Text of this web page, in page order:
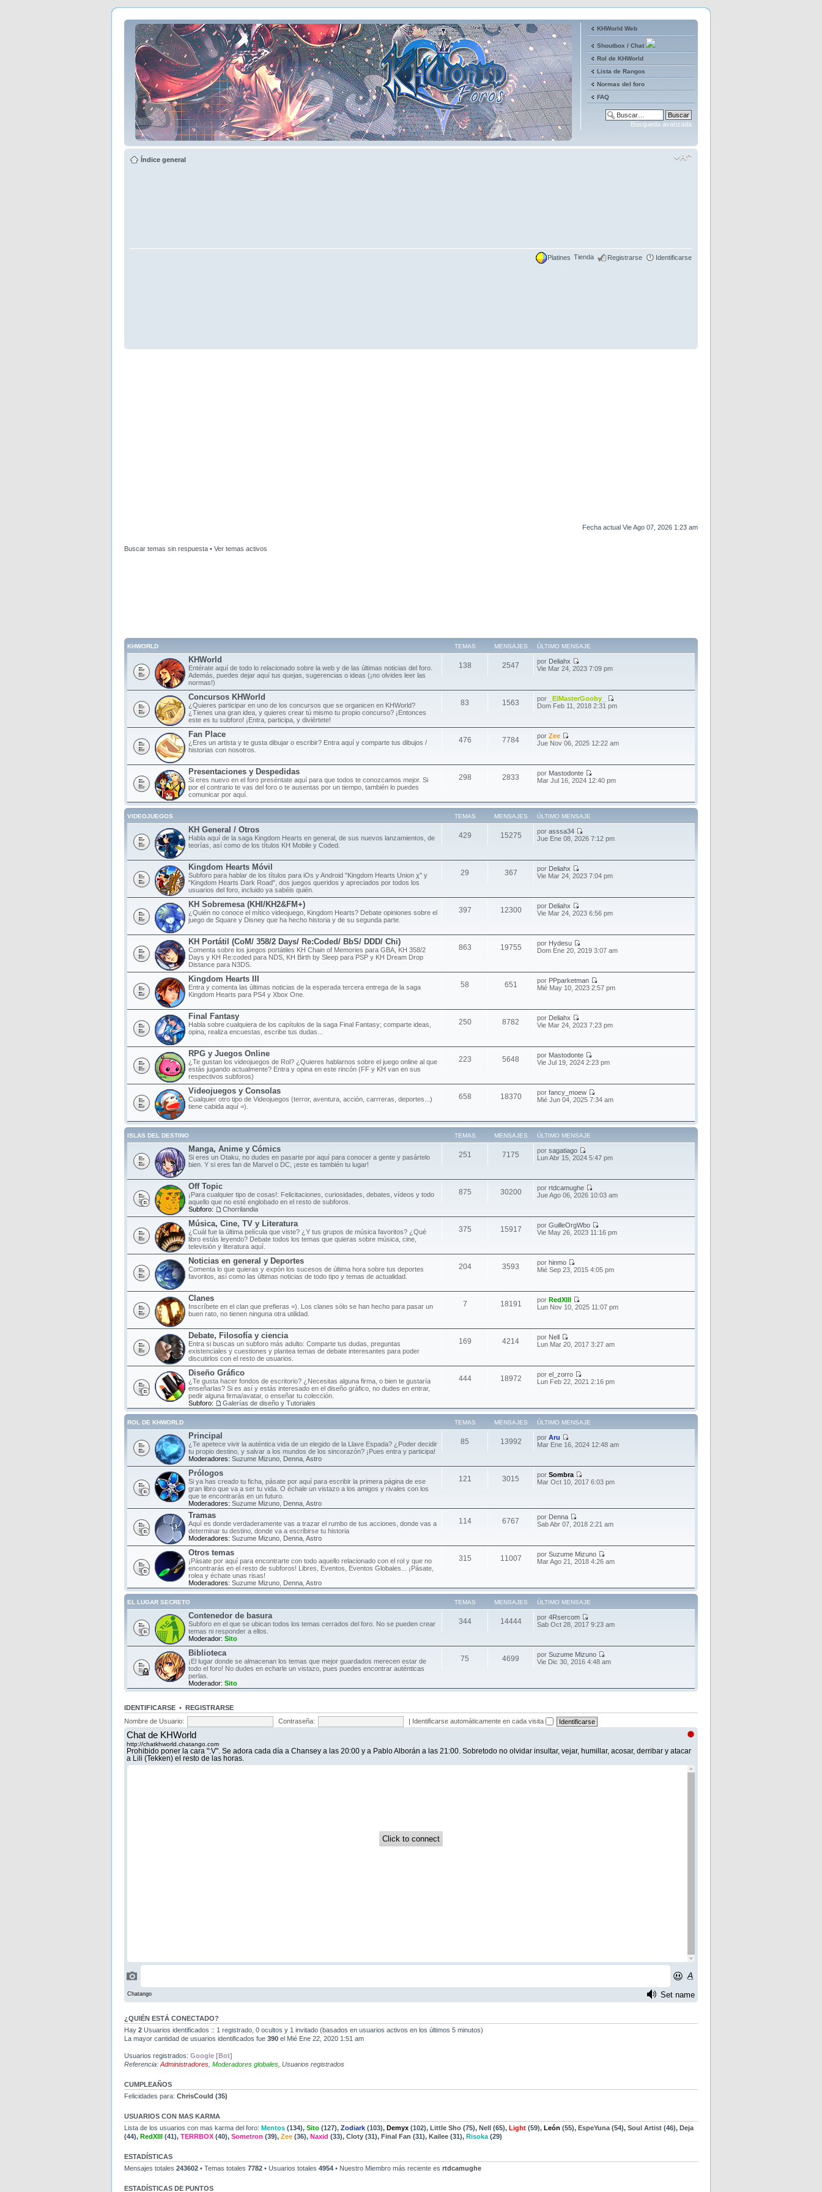
KHWorld Web
Shoutbox / Chat
Rol de KHWorld
Lista de Rangos
Normas del foro
FAQ
Búsqueda avanzada
Índice general
Platines Tienda Registrarse Identificarse
Fecha actual Vie Ago 07, 2026 1:23 am
Buscar temas sin respuesta • Ver temas activos
KHWORLD TEMAS MENSAJES ÚLTIMO MENSAJE
KHWorld
Entérate aquí de todo lo relacionado sobre la web y de las últimas noticias del foro.
Además, puedes dejar aquí tus quejas, sugerencias o ideas (¡no olvides leer las
normas!)
138 2547 por Deliahx
Vie Mar 24, 2023 7:09 pm
Concursos KHWorld
¿Quieres participar en uno de los concursos que se organicen en KHWorld?
¿Tienes una gran idea, y quieres crear tú mismo tu propio concurso? ¡Entonces
este es tu subforo! ¡Entra, participa, y diviértete!
83 1563 por
_ElMasterGooby_
Dom Feb 11, 2018 2:31 pm
Fan Place
¿Eres un artista y te gusta dibujar o escribir? Entra aquí y comparte tus dibujos /
historias con nosotros.
476 7784 porZee
Jue Nov 06, 2025 12:22 am
Presentaciones y Despedidas
Si eres nuevo en el foro preséntate aquí para que todos te conozcamos mejor. Si
por el contrario te vas del foro o te ausentas por un tiempo, también lo puedes
comunicar por aquí.
298 2833 por Mastodonte
Mar Jul 16, 2024 12:40 pm
VIDEOJUEGOS TEMAS MENSAJES ÚLTIMO MENSAJE
KH General / Otros
Habla aquí de la saga Kingdom Hearts en general, de sus nuevos lanzamientos, de
teorías, así como de los títulos KH Mobile y Coded.
429 15275 porasssa34
Jue Ene 08, 2026 7:12 pm
Kingdom Hearts Móvil
Subforo para hablar de los títulos para iOs y Android "Kingdom Hearts Union χ" y
"Kingdom Hearts Dark Road", dos juegos queridos y apreciados por todos los
usuarios del foro, incluido ya sabéis quién.
29 367 por Deliahx
Vie Mar 24, 2023 7:04 pm
KH Sobremesa (KHI/KH2&FM+)
¿Quién no conoce el mítico videojuego, Kingdom Hearts? Debate opiniones sobre el
juego de Square y Disney que ha hecho historia y de su segunda parte.
397 12300 por Deliahx
Vie Mar 24, 2023 6:56 pm
KH Portátil (CoM/ 358/2 Days/ Re:Coded/ BbS/ DDD/ Chi)
Comenta sobre los juegos portátiles KH Chain of Memories para GBA, KH 358/2
Days y KH Re:coded para NDS, KH Birth by Sleep para PSP y KH Dream Drop
Distance para N3DS.
863 19755 por Hydesu
Dom Ene 20, 2019 3:07 am
Kingdom Hearts III
Entra y comenta las últimas noticias de la esperada tercera entrega de la saga
Kingdom Hearts para PS4 y Xbox One.
58 651 por PPparketman
Mié May 10, 2023 2:57 pm
Final Fantasy
Habla sobre cualquiera de los capítulos de la saga Final Fantasy; comparte ideas,
opina, realiza encuestas, escribe tus dudas...
250 8782 por Deliahx
Vie Mar 24, 2023 7:23 pm
RPG y Juegos Online
¿Te gustan los videojuegos de Rol? ¿Quieres hablarnos sobre el juego online al que
estás jugando actualmente? Entra y opina en este rincón (FF y KH van en sus
respectivos subforos)
223 5648 por Mastodonte
Vie Jul 19, 2024 2:23 pm
Videojuegos y Consolas
Cualquier otro tipo de Videojuegos (terror, aventura, acción, carrreras, deportes...)
tiene cabida aquí =).
658 18370 porfancy_moew
Mié Jun 04, 2025 7:34 am
ISLAS DEL DESTINO TEMAS MENSAJES ÚLTIMO MENSAJE
Manga, Anime y Cómics
Si eres un Otaku, no dudes en pasarte por aquí para conocer a gente y pasártelo
bien. Y si eres fan de Marvel o DC, ¡este es también tu lugar!
251 7175 porsagatiago
Lun Abr 15, 2024 5:47 pm
Off Topic
¡Para cualquier tipo de cosas!: Felicitaciones, curiosidades, debates, vídeos y todo
aquello que no esté englobado en el resto de subforos.
Subforo:
Chorrilandia
875 30200 porrtdcamughe
Jue Ago 06, 2026 10:03 am
Música, Cine, TV y Literatura
¿Cuál fue la última película que viste? ¿Y tus grupos de música favoritos? ¿Qué
libro estás leyendo? Debate todos los temas que quieras sobre música, cine,
televisión y literatura aquí.
375 15917 porGuilleOrgWbo
Vie May 26, 2023 11:16 pm
Noticias en general y Deportes
Comenta lo que quieras y expón los sucesos de última hora sobre tus deportes
favoritos, así como las últimas noticias de todo tipo y temas de actualidad.
204 3593 porhinmo
Mié Sep 23, 2015 4:05 pm
Clanes
Inscríbete en el clan que prefieras =). Los clanes sólo se han hecho para pasar un
buen rato, no tienen ninguna otra utilidad.
7 18191 porRedXIII
Lun Nov 10, 2025 11:07 pm
Debate, Filosofía y ciencia
Entra si buscas un subforo más adulto: Comparte tus dudas, preguntas
existenciales y cuestiones y plantea temas de debate interesantes para poder
discutirlos con el resto de usuarios.
169 4214 por Nell
Lun Mar 20, 2017 3:27 am
Diseño Gráfico
¿Te gusta hacer fondos de escritorio? ¿Necesitas alguna firma, o bien te gustaría
enseñarlas? Si es así y estás interesado en el diseño gráfico, no dudes en entrar,
pedir alguna firma/avatar, o enseñar tu colección.
Subforo:
Galerías de diseño y Tutoriales
444 18972 porel_zorro
Lun Feb 22, 2021 2:16 pm
ROL DE KHWORLD TEMAS MENSAJES ÚLTIMO MENSAJE
Principal
¿Te apetece vivir la auténtica vida de un elegido de la Llave Espada? ¿Poder decidir
tu propio destino, y salvar a los mundos de los sincorazón? ¡Pues entra y participa!
Moderadores: Suzume Mizuno Denna Astro
85 13992 porAru
Mar Ene 16, 2024 12:48 am
Prólogos
Si ya has creado tu ficha, pásate por aquí para escribir la primera página de ese
gran libro que va a ser tu vida. O échale un vistazo a los amigos y rivales con los
que te encontrarás en un futuro.
Moderadores: Suzume Mizuno Denna Astro
121 3015 porSombra
Mar Oct 10, 2017 6:03 pm
Tramas
Aquí es donde verdaderamente vas a trazar el rumbo de tus acciones, donde vas a
determinar tu destino, donde va a escribirse tu historia
Moderadores: Suzume Mizuno Denna Astro
114 6767 por Denna
Sab Abr 07, 2018 2:21 am
Otros temas
¡Pásate por aquí para encontrarte con todo aquello relacionado con el rol y que no
encontrarás en el resto de subforos! Libres, Eventos, Eventos Globales... ¡Pásate,
rolea y échate unas risas!
Moderadores: Suzume Mizuno Denna Astro
315 11007 porSuzume Mizuno
Mar Ago 21, 2018 4:26 am
EL LUGAR SECRETO TEMAS MENSAJES ÚLTIMO MENSAJE
Contenedor de basura
Subforo en el que se ubican todos los temas cerrados del foro. No se pueden crear
temas ni responder a ellos.
Moderador: Sito
344 14444 por4Rsercom
Sab Oct 28, 2017 9:23 am
Biblioteca
¡El lugar donde se almacenan los temas que mejor guardados merecen estar de
todo el foro! No dudes en echarle un vistazo, pues puedes encontrar auténticas
perlas.
Moderador: Sito
75 4699 porSuzume Mizuno
Vie Dic 30, 2016 4:48 am
IDENTIFICARSE • REGISTRARSE
Nombre de Usuario:
Contraseña: | Identificarse automáticamente en cada visita
¿QUIÉN ESTÁ CONECTADO?
Hay 2 Usuarios identificados :: 1 registrado, 0 ocultos y 1 invitado (basados en usuarios activos en los últimos 5 minutos)
La mayor cantidad de usuarios identificados fue 390 el Mié Ene 22, 2020 1:51 am
Usuarios registrados: Google [Bot]
Referencia: Administradores Moderadores globales Usuarios registrados
CUMPLEAÑOS
Felicidades para: ChrisCould (35)
USUARIOS CON MAS KARMA
Lista de los usuarios con mas karma del foro: Mentos (134), Sito (127), Zodiark (103), Demyx (102), Little Sho (75), Nell (65), Light (59), León (55), EspeYuna (54), Soul Artist (46), Deja
(44), RedXIII (41), TERRBOX (40), Sometron (39), Zee (36), Naxid (33), Cloty (31), Final Fan (31), Kailee (31), Risoka (29)
ESTADÍSTICAS
Mensajes totales 243602 • Temas totales 7782 • Usuarios totales 4954 • Nuestro Miembro más reciente es rtdcamughe
ESTADÍSTICAS DE PUNTOS